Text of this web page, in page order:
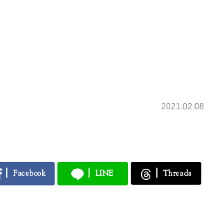
2021.02.08
Facebook LINE Threads